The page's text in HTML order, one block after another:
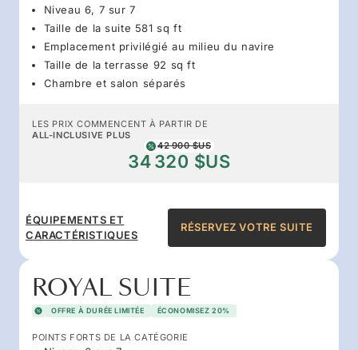
Niveau 6, 7 sur 7
Taille de la suite 581 sq ft
Emplacement privilégié au milieu du navire
Taille de la terrasse 92 sq ft
Chambre et salon séparés
LES PRIX COMMENCENT À PARTIR DE
ALL-INCLUSIVE PLUS
42 900 $US
34 320 $US
ÉQUIPEMENTS ET
CARACTÉRISTIQUES
RÉSERVEZ VOTRE SUITE
ROYAL SUITE
OFFRE À DURÉE LIMITÉE ÉCONOMISEZ 20%
POINTS FORTS DE LA CATÉGORIE